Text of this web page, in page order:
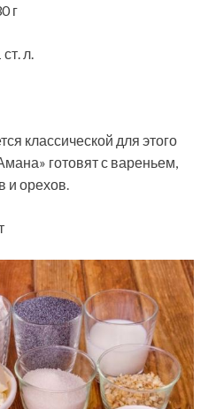
г
л.
классической для этого
готовят с вареньем,
и орехов.